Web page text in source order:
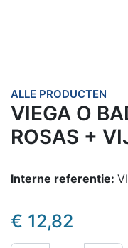
ALLE PRODUCTEN
VIEGA O
ROSAS +
Interne referentie:
€ 12,82